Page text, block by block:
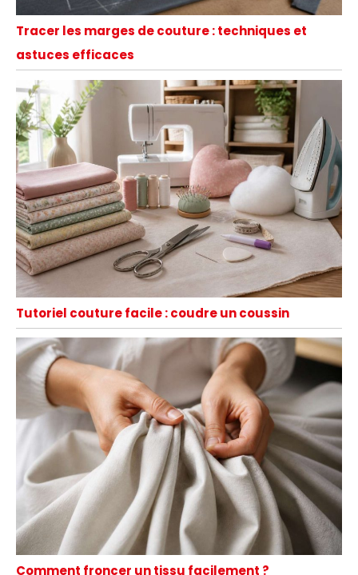
Tracer les marges de couture : techniques et
astuces efficaces
Tutoriel couture facile : coudre un coussin
Comment froncer un tissu facilement ?